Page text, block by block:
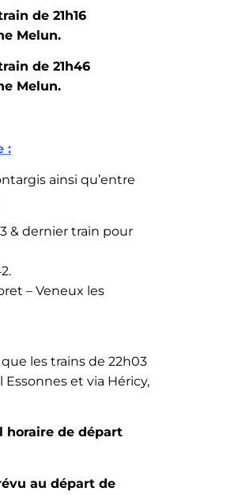
de 21h16
Melun.
de 21h46
Melun.
:
ainsi qu’entre
& dernier train pour
– Veneux les
les trains de 22h03
et via Héricy,
horaire de départ
au départ de